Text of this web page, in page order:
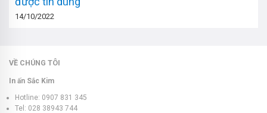
14/10/2022
VỀ CHÚNG TÔI
In ấn Sắc Kim
Hotline: 0907 831 345
Tel: 028 38943 744